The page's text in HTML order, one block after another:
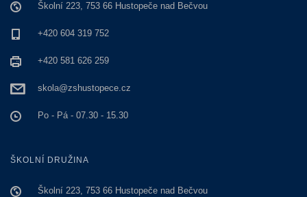
Školní 223, 753 66 Hustopeče nad Bečvou
+420 604 319 752
+420 581 626 259
skola@zshustopece.cz
Po - Pá - 07.30 - 15.30
ŠKOLNÍ DRUŽINA
Školní 223, 753 66 Hustopeče nad Bečvou